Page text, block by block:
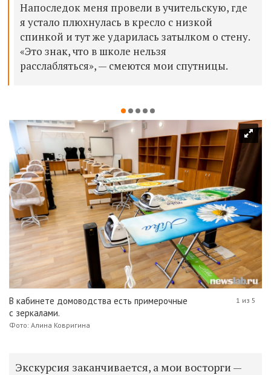
Напоследок меня провели в учительскую, где
я устало плюхнулась в кресло с низкой
спинкой и тут же ударилась затылком о стену.
«Это знак, что в школе нельзя
расслабляться», — смеются мои спутницы.
В кабинете домоводства есть примерочные
с зеркалами.
Фото: Алина Ковригина
1 из 5
Экскурсия заканчивается, а мои восторги —